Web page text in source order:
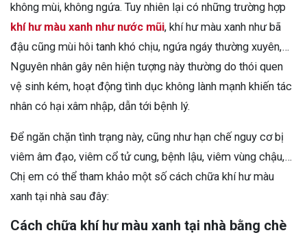
không mùi, không ngứa. Tuy nhiên lại có những trường hợp
khí hư màu xanh như nước mũi, khí hư màu xanh như bã
đậu cũng mùi hôi tanh khó chịu, ngứa ngáy thường xuyên,…
Nguyên nhân gây nên hiện tượng này thường do thói quen
vệ sinh kém, hoạt động tình dục không lành mạnh khiến tác
nhân có hại xâm nhập, dẫn tới bệnh lý.
Để ngăn chặn tình trạng này, cũng như hạn chế nguy cơ bị
viêm âm đạo, viêm cổ tử cung, bệnh lậu, viêm vùng chậu,…
Chị em có thể tham khảo một số cách chữa khí hư màu
xanh tại nhà sau đây:
Cách chữa khí hư màu xanh tại nhà bằng chè